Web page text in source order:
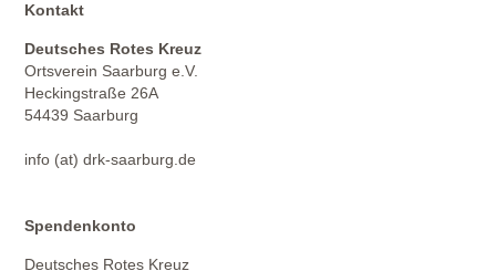
Kontakt
Deutsches Rotes Kreuz
Ortsverein Saarburg e.V.
Heckingstraße 26A
54439 Saarburg
info (at) drk-saarburg.de
Spendenkonto
Deutsches Rotes Kreuz